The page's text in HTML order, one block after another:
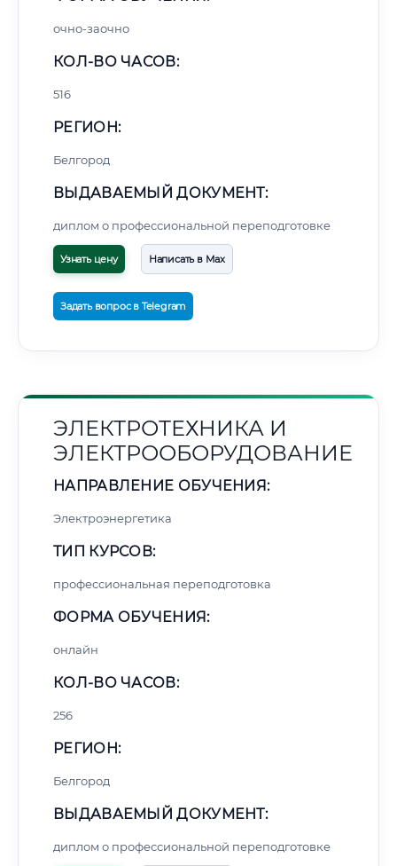
очно-заочно
КОЛ-ВО ЧАСОВ:
516
РЕГИОН:
Белгород
ВЫДАВАЕМЫЙ ДОКУМЕНТ:
диплом о профессиональной переподготовке
Узнать цену Написать в Max
Задать вопрос в Telegram
ЭЛЕКТРОТЕХНИКА И
ЭЛЕКТРООБОРУДОВАНИЕ
НАПРАВЛЕНИЕ ОБУЧЕНИЯ:
Электроэнергетика
ТИП КУРСОВ:
профессиональная переподготовка
ФОРМА ОБУЧЕНИЯ:
онлайн
КОЛ-ВО ЧАСОВ:
256
РЕГИОН:
Белгород
ВЫДАВАЕМЫЙ ДОКУМЕНТ:
диплом о профессиональной переподготовке